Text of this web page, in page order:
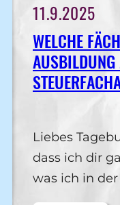
11.9.2025
WELCHE
AUSBILDUNG
Liebes
dass ich dir
was ich in